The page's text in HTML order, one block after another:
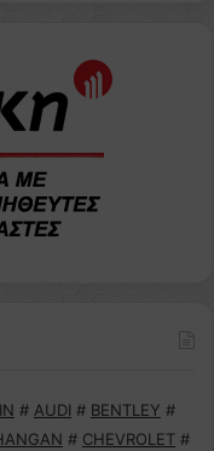
# AUDI # BENTLEY #
# CHEVROLET #